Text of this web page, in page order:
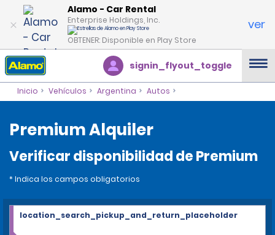
Alamo - Car Rental
Enterprise Holdings, Inc.
OBTENER: Disponible en Play Store
ver
signin_flyout_toggle
Inicio Vehículos Argentina Autos
Premium Alquiler
Verificar disponibilidad de Premium
* Indica los campos obligatorios
location_search_pickup_and_return_placeholder